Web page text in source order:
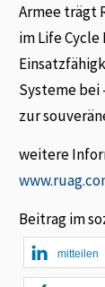
Armee trägt
im Life
Systeme
zur
weitere
Beitrag im
mitteilen